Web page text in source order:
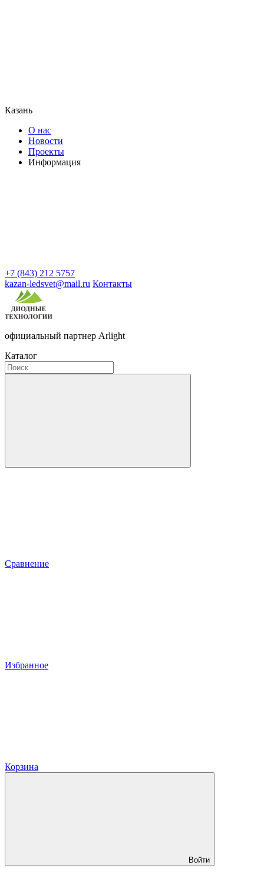
Казань
О нас
Новости
Проекты
Информация
+7 (843) 212 5757
kazan-ledsvet@mail.ru Контакты
официальный партнер Arlight
Каталог
Сравнение
Избранное
Корзина
Войти